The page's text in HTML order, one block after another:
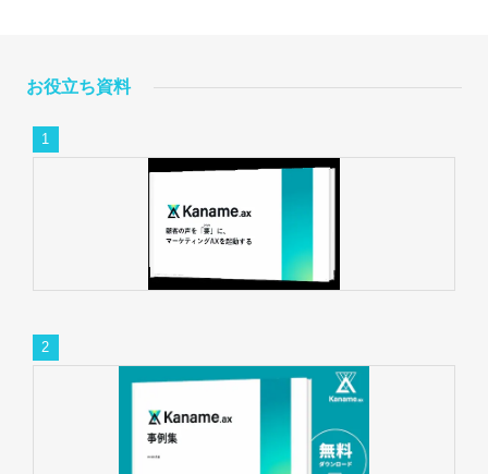
お役立ち資料